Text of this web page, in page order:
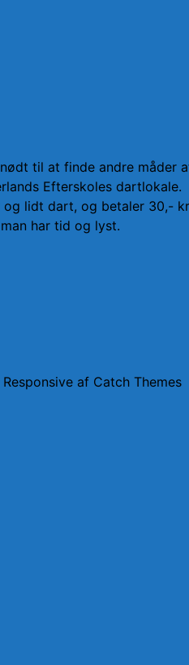
til at finde andre måder
Efterskoles dartlokale.
lidt dart, og betaler 30,-
har tid og lyst.
af Catch Themes